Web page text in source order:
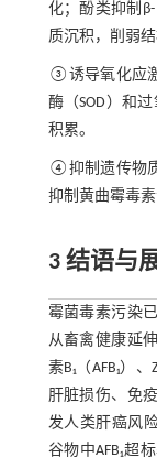
化；酚类抑制
质沉积，削弱结
③诱导氧化应
酶（SOD）和
积累。
④抑制遗传物
抑制黄曲霉毒
3 结语与
霉菌毒素污染
从畜禽健康延
素B₁（AFB₁）
肝脏损伤、免
发人类肝癌风
谷物中AFB₁超